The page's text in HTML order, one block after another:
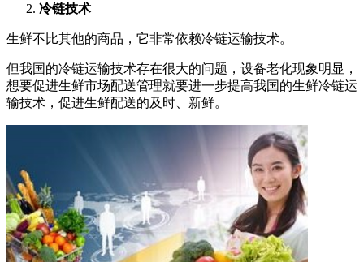
冷链技术
生鲜不比其他的商品，它非常依赖冷链运输技术。
但我国的冷链运输技术存在很大的问题，设备老化现象明显，
想要促进生鲜市场配送管理就要进一步提高我国的生鲜冷链运
输技术，促进生鲜配送的及时、新鲜。